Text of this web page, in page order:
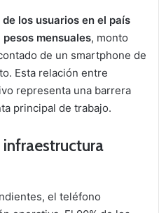
de los usuarios en el país
mensuales, monto
de un smartphone de
Esta relación entre
representa una barrera
principal de trabajo.
el teléfono